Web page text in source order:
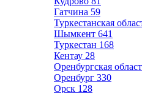
Гатчина 59
Туркестанская
Шымкент 641
Туркестан 168
Кентау 28
Оренбургская
Оренбург 330
Орск 128